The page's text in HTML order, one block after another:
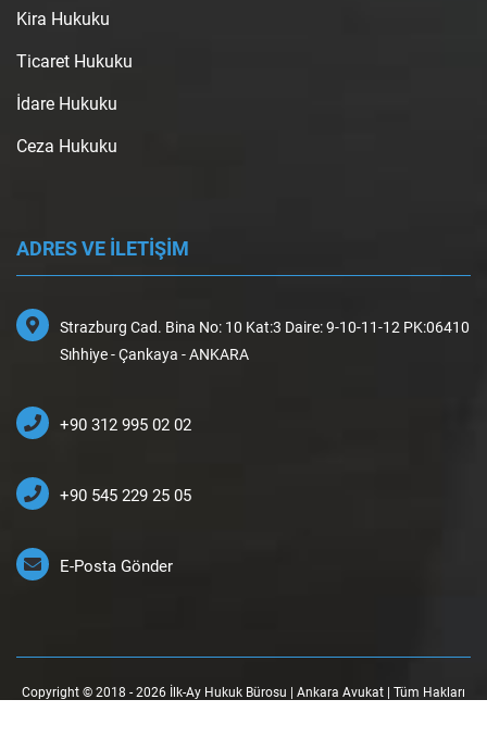
Kira Hukuku
Ticaret Hukuku
İdare Hukuku
Ceza Hukuku
ADRES VE İLETİŞİM
Strazburg Cad. Bina No: 10 Kat:3 Daire: 9-10-11-12 PK:06410
Sıhhiye - Çankaya - ANKARA
+90 312 995 02 02
+90 545 229 25 05
E-Posta Gönder
Copyright © 2018 - 2026 İlk-Ay Hukuk Bürosu | Ankara Avukat | Tüm Hakları